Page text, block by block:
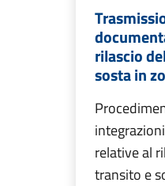
rilascio
sosta in
relative al
transito e